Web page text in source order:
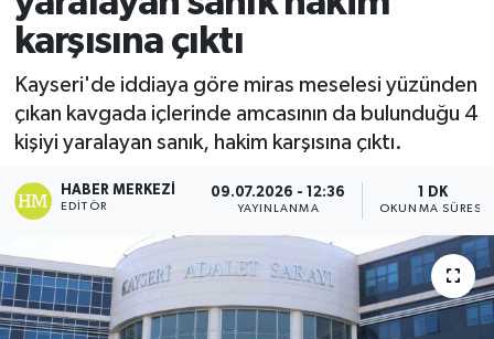
karşısına çıktı
Kayseri'de iddiaya göre miras meselesi yüzünden
çıkan kavgada içlerinde amcasının da bulunduğu 4
kişiyi yaralayan sanık, hakim karşısına çıktı.
HABER MERKEZI
EDITÖR
09.07.2026 - 12:36
YAYINLANMA
1 DK
OKUNMA SÜRESI
Ekonomi
Sağlık
Tokat Haber